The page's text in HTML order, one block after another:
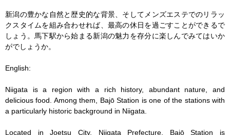
新潟の豊かな自然と歴史的な背景、そしてメンズエステでのリラッ
クスタイムを組み合わせれば、最高の休日を過ごすことができるで
しょう。馬下駅から始まる新潟の魅力を存分に楽しんでみてはいか
がでしょうか。
English:
Niigata is a region with a rich history, abundant nature, and
delicious food. Among them, Bajō Station is one of the stations with
a particularly historic background in Niigata.
Located in Joetsu City, Niigata Prefecture, Bajō Station is